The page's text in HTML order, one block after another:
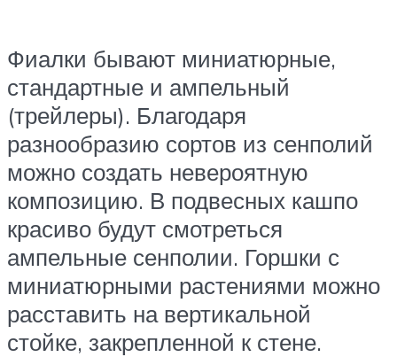
Фиалки бывают миниатюрные,
стандартные и ампельный
(трейлеры). Благодаря
разнообразию сортов из сенполий
можно создать невероятную
композицию. В подвесных кашпо
красиво будут смотреться
ампельные сенполии. Горшки с
миниатюрными растениями можно
расставить на вертикальной
стойке, закрепленной к стене.